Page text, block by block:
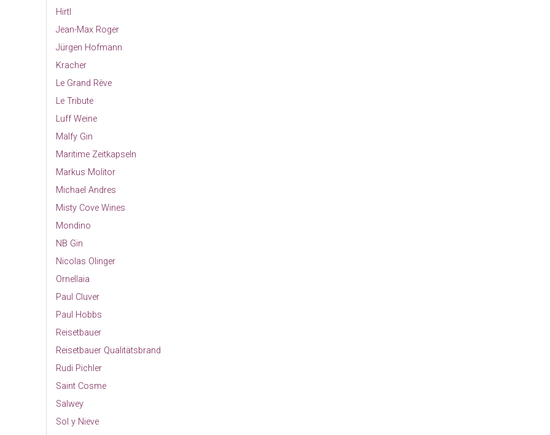
Hirtl
Jean-Max Roger
Jürgen Hofmann
Kracher
Le Grand Rève
Le Tribute
Luff Weine
Malfy Gin
Maritime Zeitkapseln
Markus Molitor
Michael Andres
Misty Cove Wines
Mondino
NB Gin
Nicolas Olinger
Ornellaia
Paul Cluver
Paul Hobbs
Reisetbauer
Reisetbauer Qualitätsbrand
Rudi Pichler
Saint Cosme
Salwey
Sol y Nieve